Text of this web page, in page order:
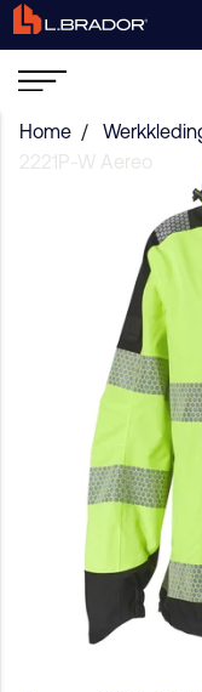
Home /
2221P-W Aereo